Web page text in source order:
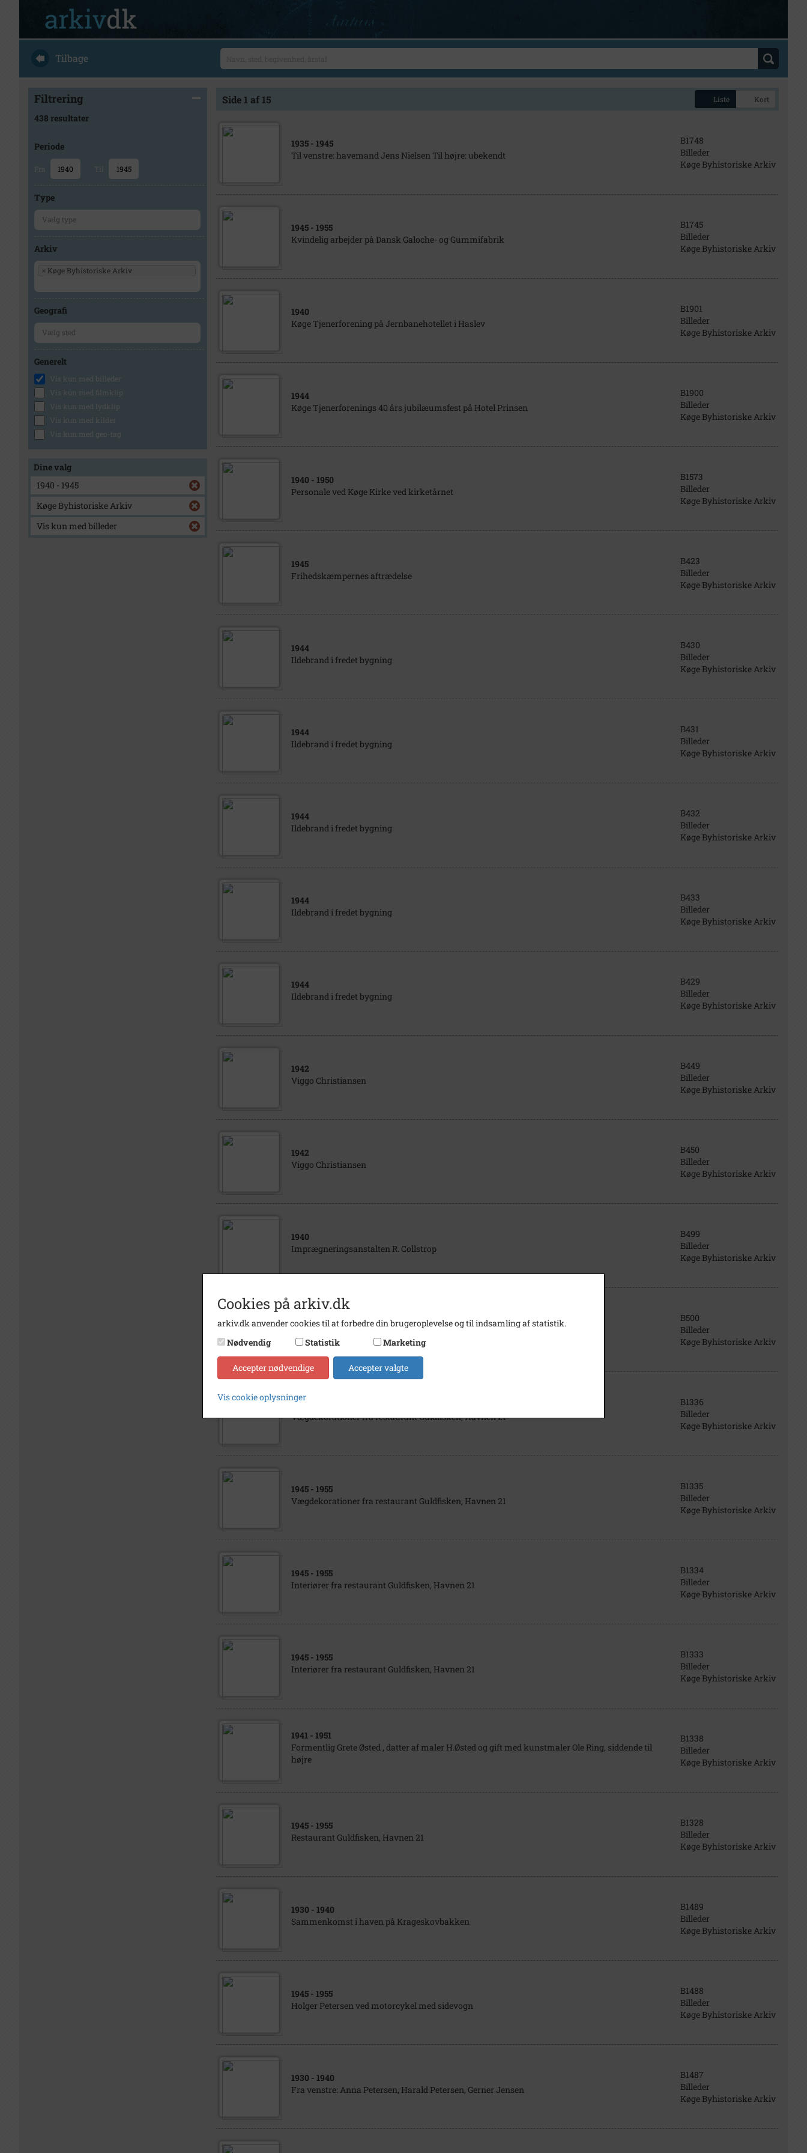
Tilbage
Filtrering
438 resultater
Periode
Fra Til
Type
Arkiv
× Køge Byhistoriske Arkiv
Geografi
Generelt
Vis kun med billeder
Vis kun med filmklip
Vis kun med lydklip
Vis kun med kilder
Vis kun med geo-tag
Dine valg
1940 - 1945
Køge Byhistoriske Arkiv
Vis kun med billeder
Side 1 af 15 Liste Kort
1935 - 1945
Til venstre: havemand Jens Nielsen Til højre: ubekendt
B1748
Billeder
Køge Byhistoriske Arkiv
1945 - 1955
Kvindelig arbejder på Dansk Galoche- og Gummifabrik
B1745
Billeder
Køge Byhistoriske Arkiv
1940
Køge Tjenerforening på Jernbanehotellet i Haslev
B1901
Billeder
Køge Byhistoriske Arkiv
1944
Køge Tjenerforenings 40 års jubilæumsfest på Hotel Prinsen
B1900
Billeder
Køge Byhistoriske Arkiv
1940 - 1950
Personale ved Køge Kirke ved kirketårnet
B1573
Billeder
Køge Byhistoriske Arkiv
1945
Frihedskæmpernes aftrædelse
B423
Billeder
Køge Byhistoriske Arkiv
1944
Ildebrand i fredet bygning
B430
Billeder
Køge Byhistoriske Arkiv
1944
Ildebrand i fredet bygning
B431
Billeder
Køge Byhistoriske Arkiv
1944
Ildebrand i fredet bygning
B432
Billeder
Køge Byhistoriske Arkiv
1944
Ildebrand i fredet bygning
B433
Billeder
Køge Byhistoriske Arkiv
1944
Ildebrand i fredet bygning
B429
Billeder
Køge Byhistoriske Arkiv
1942
Viggo Christiansen
B449
Billeder
Køge Byhistoriske Arkiv
1942
Viggo Christiansen
B450
Billeder
Køge Byhistoriske Arkiv
1940
Imprægneringsanstalten R. Collstrop
B499
Billeder
Køge Byhistoriske Arkiv
1940
B500
Billeder
Køge Byhistoriske Arkiv
1945
Vægdekorationer fra restaurant Guldfisken, Havnen 21
B1336
Billeder
Køge Byhistoriske Arkiv
1945 - 1955
Vægdekorationer fra restaurant Guldfisken, Havnen 21
B1335
Billeder
Køge Byhistoriske Arkiv
1945 - 1955
Interiører fra restaurant Guldfisken, Havnen 21
B1334
Billeder
Køge Byhistoriske Arkiv
1945 - 1955
Interiører fra restaurant Guldfisken, Havnen 21
B1333
Billeder
Køge Byhistoriske Arkiv
1941 - 1951
Formentlig Grete Østed , datter af maler H.Østed og gift med kunstmaler Ole Ring, siddende til
højre
B1338
Billeder
Køge Byhistoriske Arkiv
1945 - 1955
Restaurant Guldfisken, Havnen 21
B1328
Billeder
Køge Byhistoriske Arkiv
1930 - 1940
Sammenkomst i haven på Krageskovbakken
B1489
Billeder
Køge Byhistoriske Arkiv
1945 - 1955
Holger Petersen ved motorcykel med sidevogn
B1488
Billeder
Køge Byhistoriske Arkiv
1930 - 1940
Fra venstre: Anna Petersen, Harald Petersen, Gerner Jensen
B1487
Billeder
Køge Byhistoriske Arkiv
Cookies på arkiv.dk
arkiv.dk anvender cookies til at forbedre din brugeroplevelse og til indsamling af statistik.
Nødvendig
Statistik Marketing
Accepter nødvendige Accepter valgte
Vis cookie oplysninger